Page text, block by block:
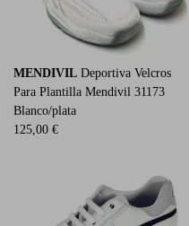
MENDIVIL Deportiva Velcros
Para Plantilla Mendivil 31173
Blanco/plata
125,00 €